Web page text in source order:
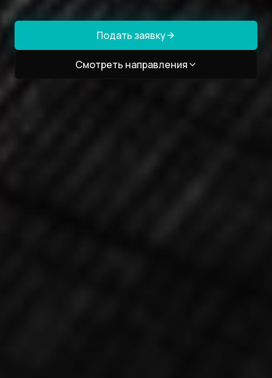
Подать заявку
Смотреть направления